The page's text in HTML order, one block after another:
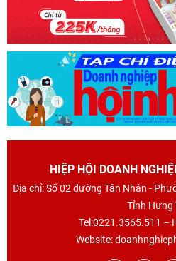
HIỆP HỘI DOANH
Địa chỉ: Số 02 đường Tân Nhân -
Tỉnh Hưng
Tel:0221.3565.511 –
Website: